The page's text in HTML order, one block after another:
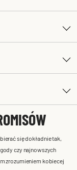
się dokładnie tak,
czy najnowszych
zrozumieniem kobiecej